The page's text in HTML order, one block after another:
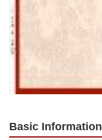
Basic Information